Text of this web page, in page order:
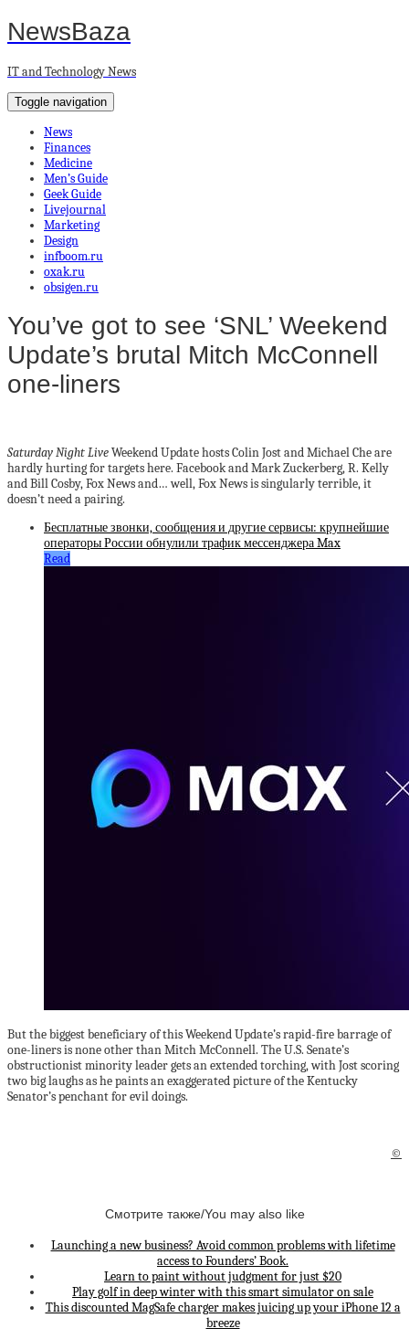
NewsBaza
IT and Technology News
Toggle navigation
News
Finances
Medicine
Men’s Guide
Geek Guide
Livejournal
Marketing
Design
infboom.ru
oxak.ru
obsigen.ru
You’ve got to see ‘SNL’ Weekend
Update’s brutal Mitch McConnell
one-liners
Saturday Night LiveWeekend Update hosts Colin Jost and Michael Che are
hardly hurting for targets here. Facebook and Mark Zuckerberg, R. Kelly
and Bill Cosby, Fox News and… well, Fox News is singularly terrible, it
doesn’t need a pairing.
Бесплатные звонки, сообщения и другие сервисы: крупнейшие
операторы России обнулили трафик мессенджера Max
Read
But the biggest beneficiary of this Weekend Update’s rapid-fire barrage of
one-liners is none other than Mitch McConnell. The U.S. Senate’s
obstructionist minority leader gets an extended torching, with Jost scoring
two big laughs as he paints an exaggerated picture of the Kentucky
Senator’s penchant for evil doings.
©
Смотрите также/You may also like
Launching a new business? Avoid common problems with lifetime
access to Founders’ Book.
Learn to paint without judgment for just $20
Play golf in deep winter with this smart simulator on sale
This discounted MagSafe charger makes juicing up your iPhone 12 a
breeze